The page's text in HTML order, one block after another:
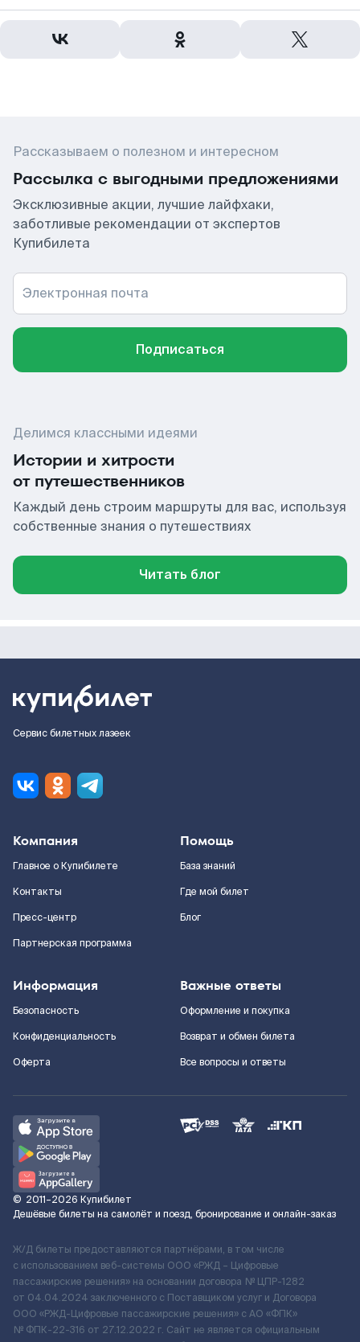
Рассказываем о полезном и интересном
Рассылка с выгодными предложениями
Эксклюзивные акции, лучшие лайфхаки,
заботливые рекомендации от экспертов
Купибилета
Электронная почта
Подписаться
Делимся классными идеями
Истории и хитрости
от путешественников
Каждый день строим маршруты для вас, используя
собственные знания о путешествиях
Читать блог
Сервис билетных лазеек
Компания
Главное о Купибилете
Контакты
Пресс-центр
Партнерская программа
Помощь
База знаний
Где мой билет
Блог
Информация
Безопасность
Конфиденциальность
Оферта
Важные ответы
Оформление и покупка
Возврат и обмен билета
Все вопросы и ответы
© 2011–2026 Купибилет
Дешёвые билеты на самолёт и поезд, бронирование и онлайн-заказ
Ж/Д билеты предоставляются партнёрами, в том числе
с использованием веб-системы ООО «РЖД – Цифровые
пассажирские решения» на основании договора № ЦПР-1282
от 04.04.2024 заключенного с Поставщиком услуг и Договора
ООО «РЖД-Цифровые пассажирские решения» c АО «ФПК»
№ ФПК-22-316 от 27.12.2022 г. Сайт не является официальным